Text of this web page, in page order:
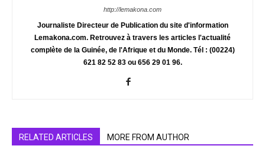
http://lemakona.com
Journaliste Directeur de Publication du site d'information
Lemakona.com. Retrouvez à travers les articles l'actualité
complète de la Guinée, de l'Afrique et du Monde. Tél : (00224)
621 82 52 83 ou 656 29 01 96.
RELATED ARTICLES MORE FROM AUTHOR